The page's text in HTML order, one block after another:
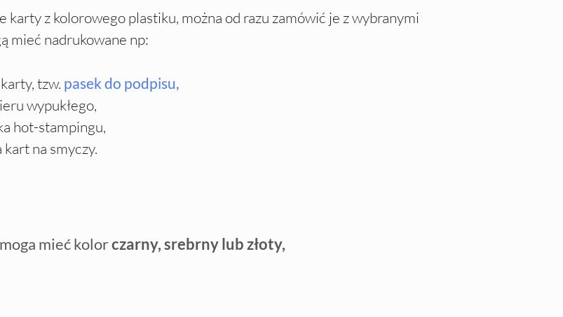
karty z kolorowego plastiku, można od razu zamówić je z wybranymi
mieć nadrukowane np:
tzw. pasek do podpisu,
wypukłego,
hot-stampingu,
na smyczy.
mieć kolorczarny, srebrny lub złoty,